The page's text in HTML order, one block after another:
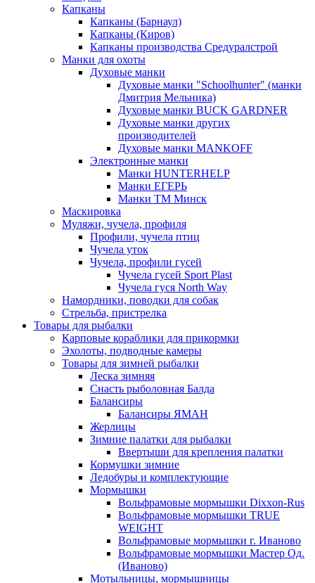
Капканы
Капканы (Барнаул)
Капканы (Киров)
Капканы производства Средуралстрой
Манки для охоты
Духовые манки
Духовые манки "Schoolhunter" (манки
Дмитрия Мельника)
Духовые манки BUCK GARDNER
Духовые манки других
производителей
Духовые манки MANKOFF
Электронные манки
Манки HUNTERHELP
Манки ЕГЕРЬ
Манки ТМ Минск
Маскировка
Муляжи, чучела, профиля
Профили, чучела птиц
Чучела уток
Чучела, профили гусей
Чучела гусей Sport Plast
Чучела гуся North Way
Намордники, поводки для собак
Стрельба, пристрелка
Товары для рыбалки
Карповые кораблики для прикормки
Эхолоты, подводные камеры
Товары для зимней рыбалки
Леска зимняя
Снасть рыболовная Балда
Балансиры
Балансиры ЯМАН
Жерлицы
Зимние палатки для рыбалки
Ввертыши для крепления палатки
Кормушки зимние
Ледобуры и комплектующие
Мормышки
Вольфрамовые мормышки Dixxon-Rus
Вольфрамовые мормышки TRUE
WEIGHT
Вольфрамовые мормышки г. Иваново
Вольфрамовые мормышки Мастер Од.
(Иваново)
Мотыльницы, мормышницы